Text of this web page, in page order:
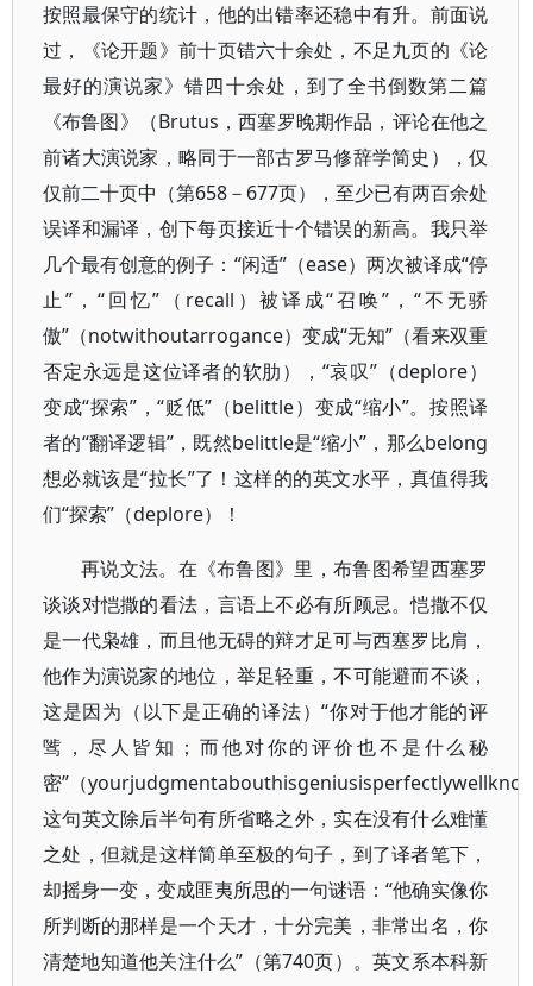
按照最保守的统计，他的出错率还稳中有升。前面说
过，《论开题》前十页错六十余处，不足九页的《论
最好的演说家》错四十余处，到了全书倒数第二篇
《布鲁图》（Brutus，西塞罗晚期作品，评论在他之
前诸大演说家，略同于一部古罗马修辞学简史），仅
仅前二十页中（第658－677页），至少已有两百余处
误译和漏译，创下每页接近十个错误的新高。我只举
几个最有创意的例子：“闲适”（ease）两次被译成“停
止”，“回忆”（recall）被译成“召唤”，“不无骄
傲”（notwithoutarrogance）变成“无知”（看来双重
否定永远是这位译者的软肋），“哀叹”（deplore）
变成“探索”，“贬低”（belittle）变成“缩小”。按照译
者的“翻译逻辑”，既然belittle是“缩小”，那么belong
想必就该是“拉长”了！这样的的英文水平，真值得我
们“探索”（deplore）！
再说文法。在《布鲁图》里，布鲁图希望西塞罗
谈谈对恺撒的看法，言语上不必有所顾忌。恺撒不仅
是一代枭雄，而且他无碍的辩才足可与西塞罗比肩，
他作为演说家的地位，举足轻重，不可能避而不谈，
这是因为（以下是正确的译法）“你对于他才能的评
骘，尽人皆知；而他对你的评价也不是什么秘
密”（
这句英文除后半句有所省略之外，实在没有什么难懂
之处，但就是这样简单至极的句子，到了译者笔下，
却摇身一变，变成匪夷所思的一句谜语：“他确实像你
所判断的那样是一个天才，十分完美，非常出名，你
清楚地知道他关注什么”（第740页）。英文系本科新